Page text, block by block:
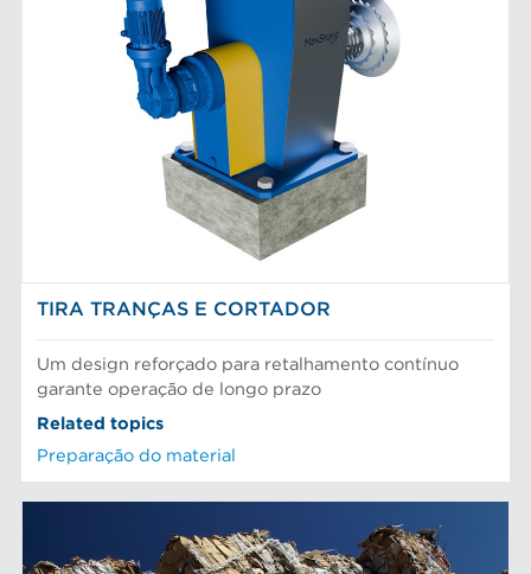
TIRA TRANÇAS E CORTADOR
Um design reforçado para retalhamento contínuo
garante operação de longo prazo
Related topics
Preparação do material